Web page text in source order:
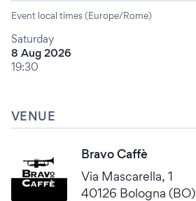
Event local times (Europe/Rome)
Saturday
8 Aug 2026
19:30
VENUE
Bravo Caffè
Via Mascarella, 1
40126 Bologna (BO)